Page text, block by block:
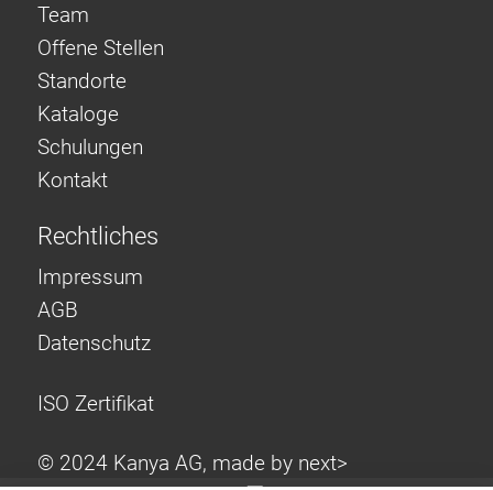
Team
Offene Stellen
Standorte
Kataloge
Schulungen
Kontakt
Rechtliches
Impressum
AGB
Datenschutz
ISO Zertifikat
© 2024 Kanya AG, made by next>